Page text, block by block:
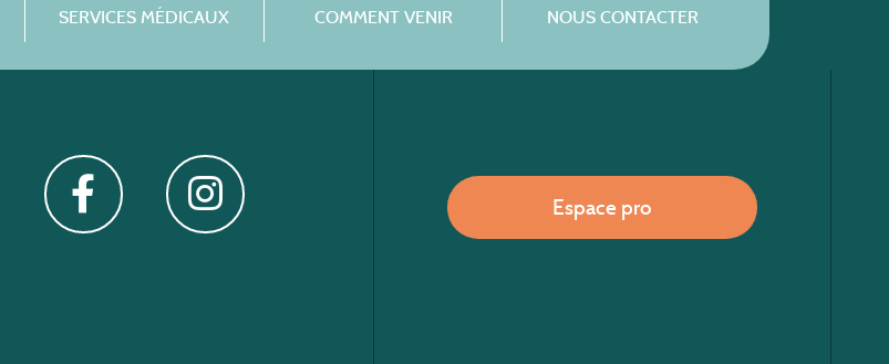
SERVICES MÉDICAUX COMMENT VENIR NOUS CONTACTER
Espace pro